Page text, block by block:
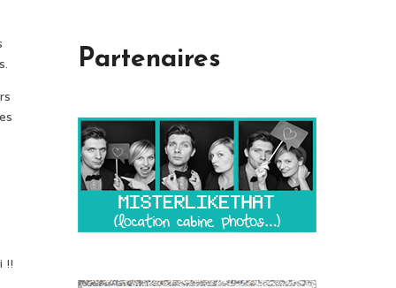
!!
Partenaires